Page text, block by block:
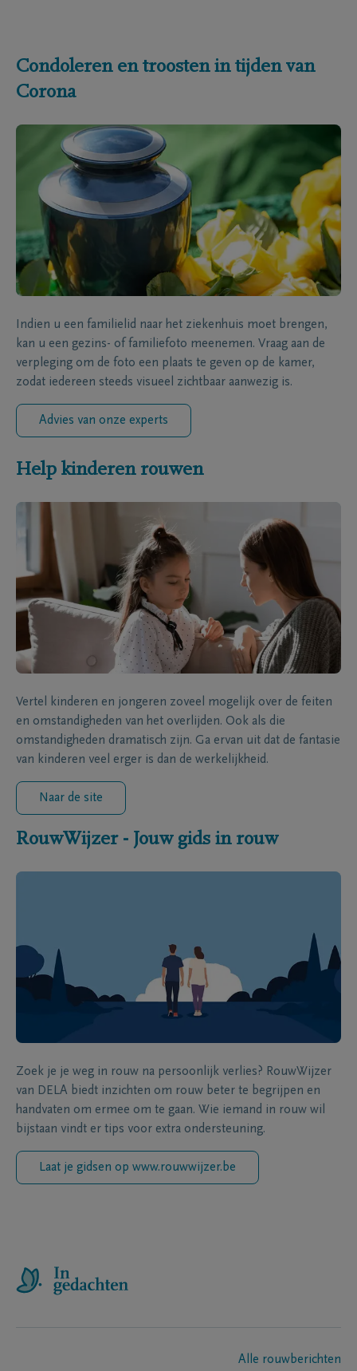
Condoleren en troosten in tijden van
Corona
Indien u een familielid naar het ziekenhuis moet brengen,
kan u een gezins- of familiefoto meenemen. Vraag aan de
verpleging om de foto een plaats te geven op de kamer,
zodat iedereen steeds visueel zichtbaar aanwezig is.
Advies van onze experts
Help kinderen rouwen
Vertel kinderen en jongeren zoveel mogelijk over de feiten
en omstandigheden van het overlijden. Ook als die
omstandigheden dramatisch zijn. Ga ervan uit dat de fantasie
van kinderen veel erger is dan de werkelijkheid.
Naar de site
RouwWijzer - Jouw gids in rouw
Zoek je je weg in rouw na persoonlijk verlies? RouwWijzer
van DELA biedt inzichten om rouw beter te begrijpen en
handvaten om ermee om te gaan. Wie iemand in rouw wil
bijstaan vindt er tips voor extra ondersteuning.
Laat je gidsen op www.rouwwijzer.be
Alle rouwberichten